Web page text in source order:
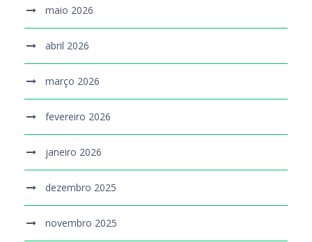
maio 2026
abril 2026
março 2026
fevereiro 2026
janeiro 2026
dezembro 2025
novembro 2025